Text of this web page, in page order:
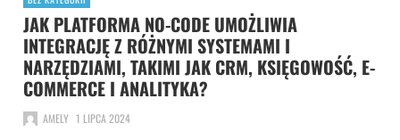
JAK PLATFORMA NO-CODE UMOŻLIWIA
INTEGRACJĘ Z RÓŻNYMI SYSTEMAMI I
NARZĘDZIAMI, TAKIMI JAK CRM, KSIĘGOWOŚĆ, E-
COMMERCE I ANALITYKA?
AMELY 1 LIPCA 2024